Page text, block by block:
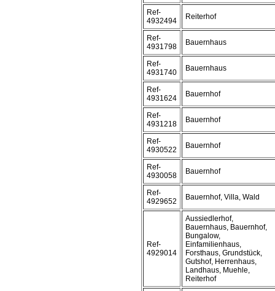
Ref-
4932494
Reiterhof
Ref-
4931798
Bauernhaus
Ref-
4931740
Bauernhaus
Ref-
4931624
Bauernhof
Ref-
4931218
Bauernhof
Ref-
4930522
Bauernhof
Ref-
4930058
Bauernhof
Ref-
4929652
Bauernhof, Villa, Wald
Ref-
4929014
Aussiedlerhof,
Bauernhaus, Bauernhof,
Bungalow,
Einfamilienhaus,
Forsthaus, Grundstück,
Gutshof, Herrenhaus,
Landhaus, Muehle,
Reiterhof